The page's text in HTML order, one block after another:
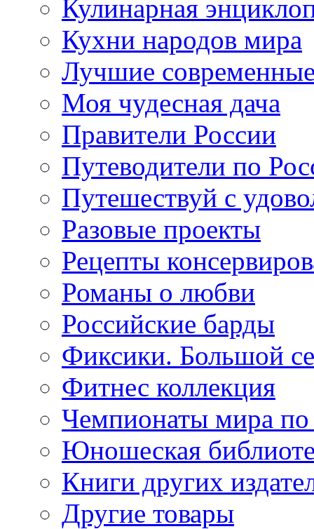
Кулинарная
Кухни народов мира
Лучшие
Моя чудесная дача
Правители России
Путеводители по
Путешествуй с
Разовые проекты
Рецепты
Романы о любви
Российские барды
Фиксики. Большой
Фитнес коллекция
Чемпионаты мира по
Юношеская
Книги других
Другие товары